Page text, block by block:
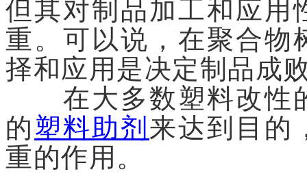
但其对制品加工和应用
重。可以说，在聚合物
择和应用是决定制品成
在大多数塑料改性
的塑料助剂来达到目的
重的作用。